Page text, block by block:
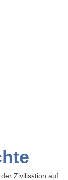
Zivilisation auf